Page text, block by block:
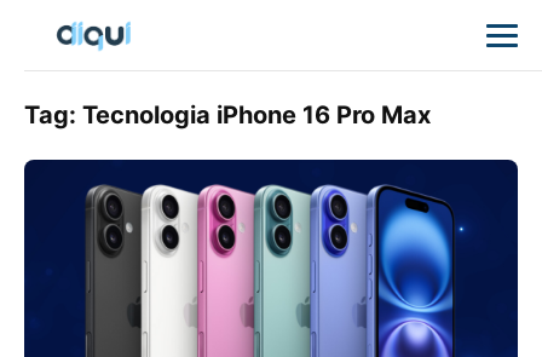
Tag: Tecnologia iPhone 16 Pro Max